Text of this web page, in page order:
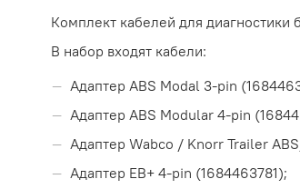
Комплект кабелей для
В набор входят кабели:
Адаптер ABS Modal 3-pin
Адаптер ABS Modular 4-pin
Адаптер Wabco / Knorr Trailer
Адаптер EB+ 4-pin (1684463781);